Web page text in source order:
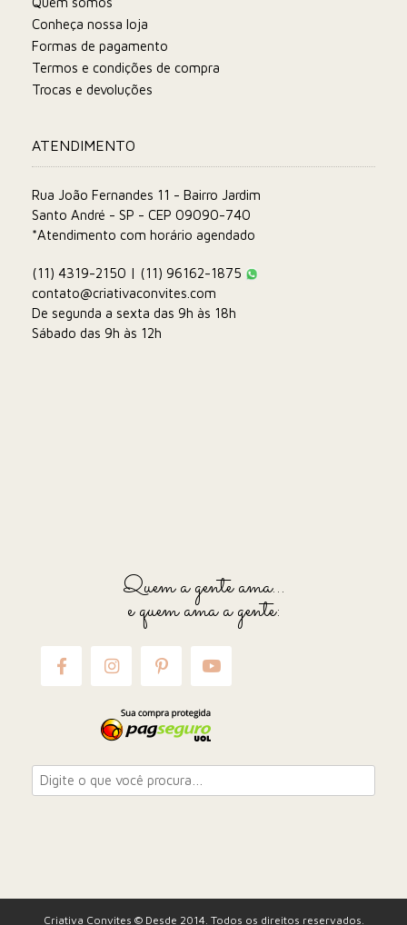
Conheça nossa loja
Formas de pagamento
Termos e condições de compra
Trocas e devoluções
ATENDIMENTO
Rua João Fernandes 11 - Bairro Jardim
Santo André - SP - CEP 09090-740
*Atendimento com horário agendado
(11) 4319-2150 | (11) 96162-1875
contato@criativaconvites.com
De segunda a sexta das 9h às 18h
Sábado das 9h às 12h
Quem a gente ama...
e quem ama a gente:
Criativa Convites © Desde 2014. Todos os direitos reservados.